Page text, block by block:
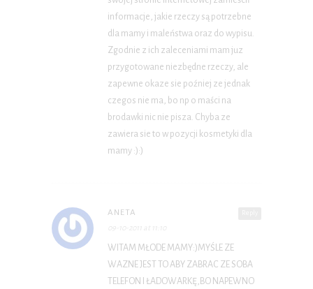
informacje, jakie rzeczy są potrzebne
dla mamy i maleństwa oraz do wypisu.
Zgodnie z ich zaleceniami mam juz
przygotowane niezbędne rzeczy, ale
zapewne okaze sie poźniej ze jednak
czegos nie ma, bo np o maści na
brodawki nic nie pisza. Chyba ze
zawiera sie to w pozycji kosmetyki dla
mamy :):)
ANETA
09-10-2011 at 11:10
WITAM MŁODE MAMY:)MYŚLE ZE
WAZNE JEST TO ABY ZABRAC ZE SOBA
TELEFON I ŁADOWARKĘ,BO NAPEWNO